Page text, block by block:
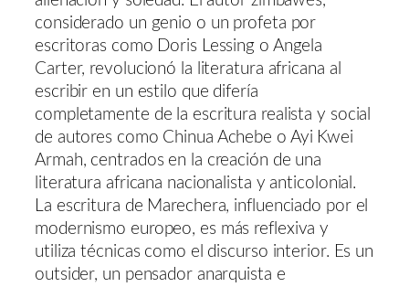
considerado un genio o un profeta por
escritoras como Doris Lessing o Angela
Carter, revolucionó la literatura africana al
escribir en un estilo que difería
completamente de la escritura realista y social
de autores como Chinua Achebe o Ayi Kwei
Armah, centrados en la creación de una
literatura africana nacionalista y anticolonial.
La escritura de Marechera, influenciado por el
modernismo europeo, es más reflexiva y
utiliza técnicas como el discurso interior. Es un
outsider, un pensador anarquista e